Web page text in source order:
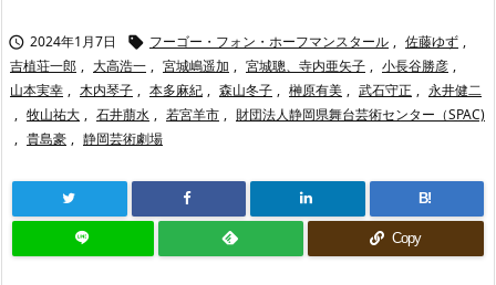
 2024年1月7日  フーゴー・フォン・ホーフマンスタール , 佐藤ゆず ,
吉植荘一郎 , 大高浩一 , 宮城嶋遥加 , 宮城聰、寺内亜矢子 , 小長谷勝彦 ,
山本実幸 , 木内琴子 , 本多麻紀 , 森山冬子 , 榊原有美 , 武石守正 , 永井健二
, 牧山祐大 , 石井萠水 , 若宮羊市 , 財団法人静岡県舞台芸術センター（SPAC)
, 貴島豪 , 静岡芸術劇場
B!
Copy